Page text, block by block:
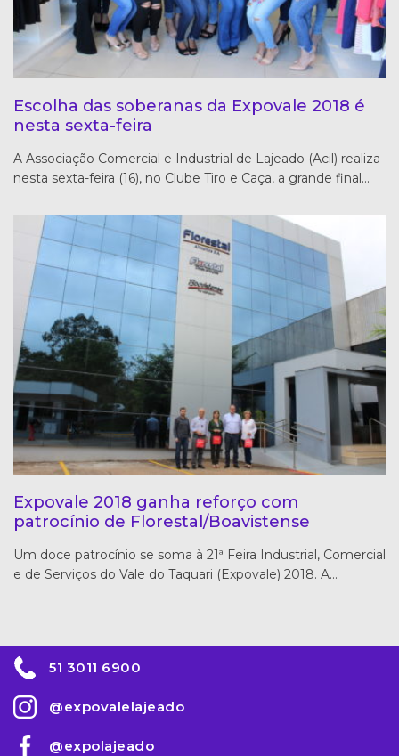
Escolha das soberanas da Expovale 2018 é
nesta sexta-feira
A Associação Comercial e Industrial de Lajeado (Acil) realiza
nesta sexta-feira (16), no Clube Tiro e Caça, a grande final…
Expovale 2018 ganha reforço com
patrocínio de Florestal/Boavistense
Um doce patrocínio se soma à 21ª Feira Industrial, Comercial
e de Serviços do Vale do Taquari (Expovale) 2018. A…
51 3011 6900
@expovalelajeado
@expolajeado